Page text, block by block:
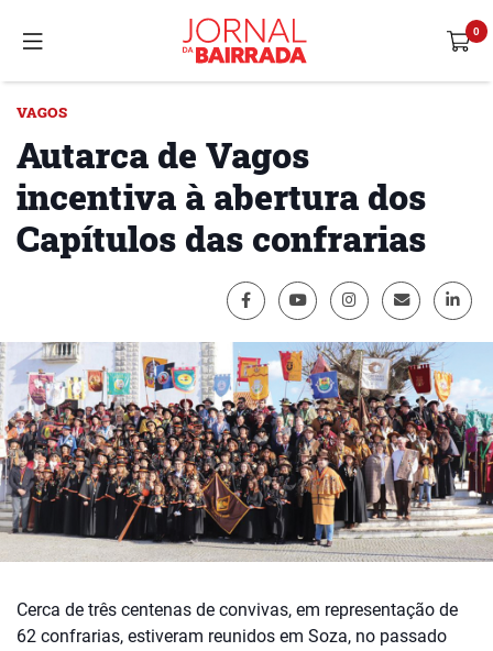
VAGOS
Autarca de Vagos
incentiva à abertura dos
Capítulos das confrarias
Cerca de três centenas de convivas, em representação de
62 confrarias, estiveram reunidos em Soza, no passado